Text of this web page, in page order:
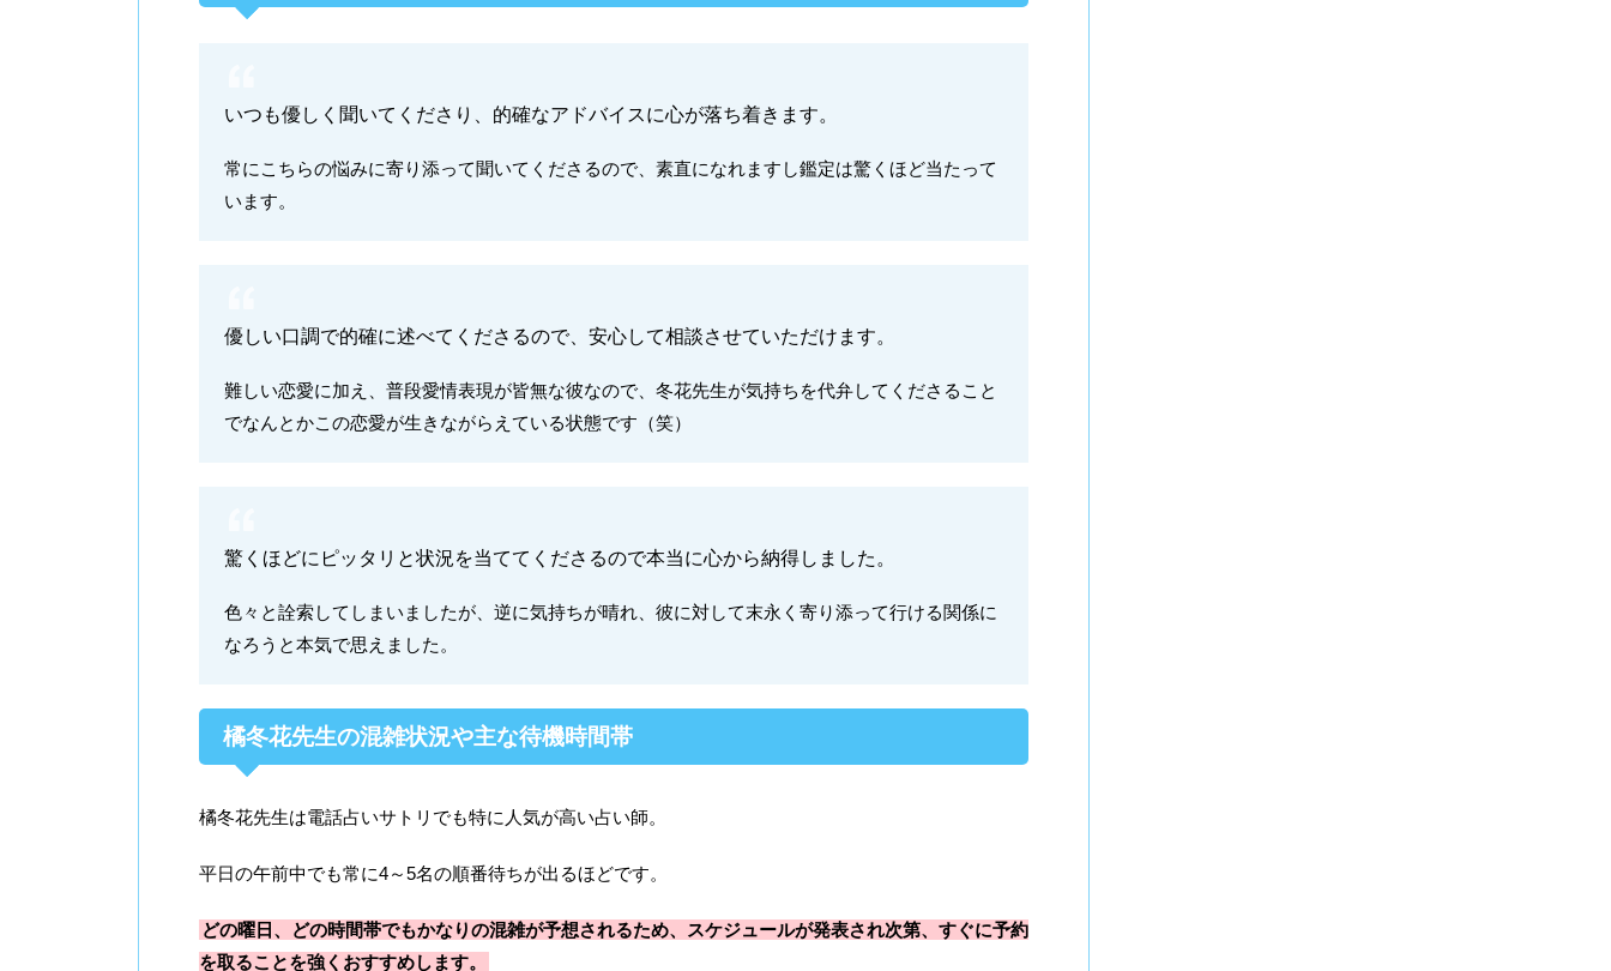
いつも優しく聞いてくださり、的確なアドバイスに心が落ち着きます。
常にこちらの悩みに寄り添って聞いてくださるので、素直になれますし鑑定は驚くほど当たって
います。
優しい口調で的確に述べてくださるので、安心して相談させていただけます。
難しい恋愛に加え、普段愛情表現が皆無な彼なので、冬花先生が気持ちを代弁してくださること
でなんとかこの恋愛が生きながらえている状態です（笑）
驚くほどにピッタリと状況を当ててくださるので本当に心から納得しました。
色々と詮索してしまいましたが、逆に気持ちが晴れ、彼に対して末永く寄り添って行ける関係に
なろうと本気で思えました。
橘冬花先生の混雑状況や主な待機時間帯
橘冬花先生は電話占いサトリでも特に人気が高い占い師。
平日の午前中でも常に4～5名の順番待ちが出るほどです。
どの曜日、どの時間帯でもかなりの混雑が予想されるため、スケジュールが発表され次第、すぐに予約
を取ることを強くおすすめします。